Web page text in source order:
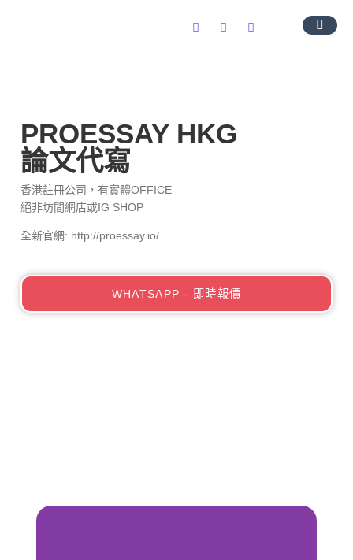
PROESSAY HKG
論文代寫
香港註冊公司，有實體OFFICE
絕非坊間網店或IG SHOP
全新官網: http://proessay.io/
WHATSAPP - 即時報價